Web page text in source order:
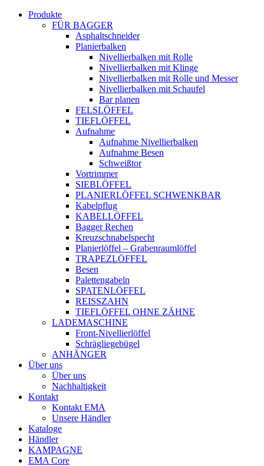
Produkte
FÜR BAGGER
Asphaltschneider
Planierbalken
Nivellierbalken mit Rolle
Nivellierbalken mit Klinge
Nivellierbalken mit Rolle und Messer
Nivellierbalken mit Schaufel
Bar planen
FELSLÖFFEL
TIEFLÖFFEL
Aufnahme
Aufnahme Nivellierbalken
Aufnahme Besen
Schweißtor
Vortrimmer
SIEBLÖFFEL
PLANIERLÖFFEL SCHWENKBAR
Kabelpflug
KABELLÖFFEL
Bagger Rechen
Kreuzschnabelspecht
Planierlöffel – Grabenraumlöffel
TRAPEZLÖFFEL
Besen
Palettengabeln
SPATENLÖFFEL
REISSZAHN
TIEFLÖFFEL OHNE ZÄHNE
LADEMASCHINE
Front-Nivellierlöffel
Schrägliegebügel
ANHÄNGER
Über uns
Über uns
Nachhaltigkeit
Kontakt
Kontakt EMA
Unsere Händler
Kataloge
Händler
KAMPAGNE
EMA Core